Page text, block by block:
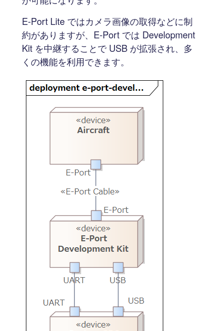
E-Port Lite ではカメラ画像の取得などに制
約がありますが、E-Port では Development
Kit を中継することで USB が拡張され、多
くの機能を利用できます。